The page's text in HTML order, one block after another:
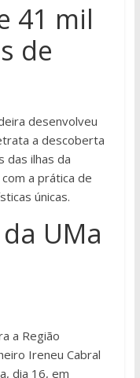
41 mil
de
desenvolveu
a descoberta
das ilhas da
a prática de
únicas.
UMa
a Região
Ireneu Cabral
dia 16, em